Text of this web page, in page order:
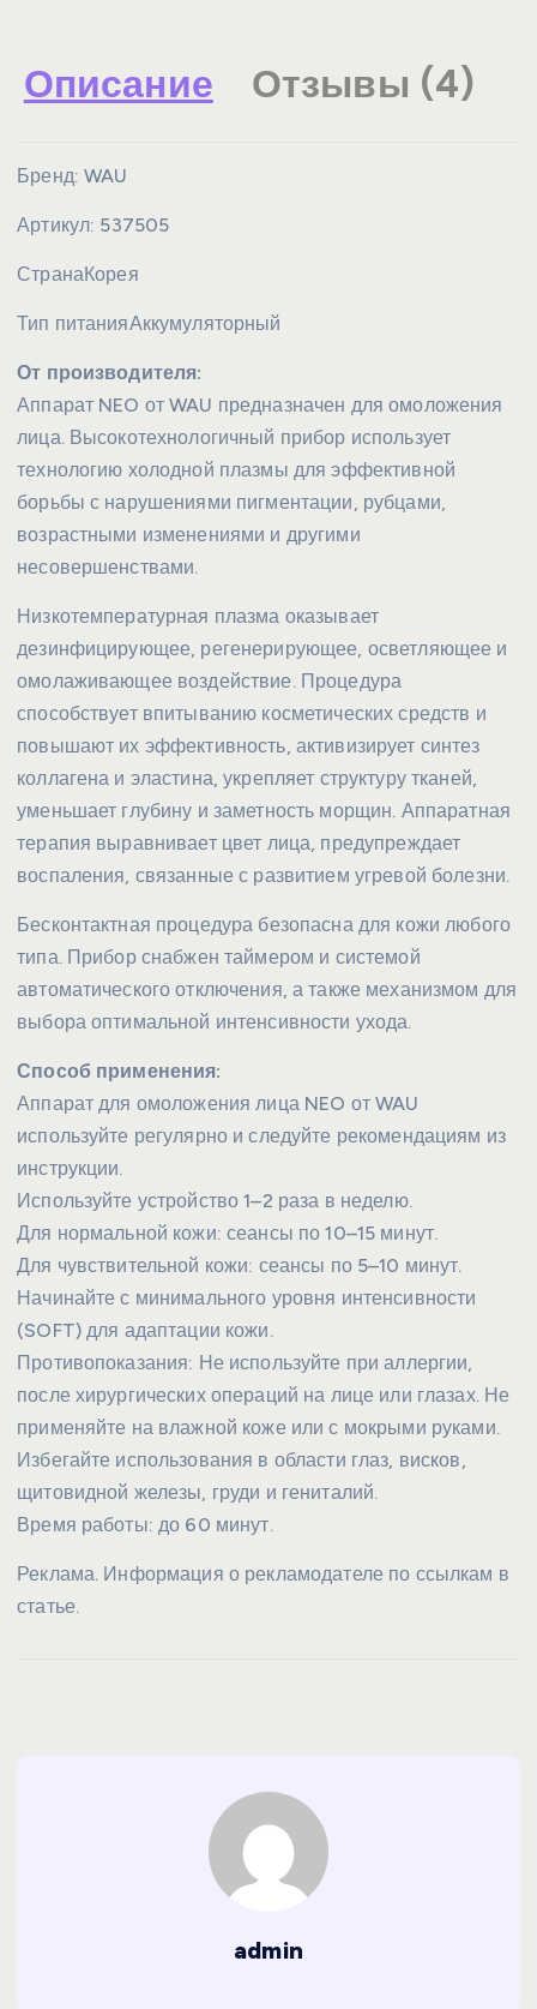
Описание Отзывы (4)
Бренд:WAU
Артикул: 537505
СтранаКорея
Тип питанияАккумуляторный
От производителя:
Аппарат NEO от WAU предназначен для омоложения
лица. Высокотехнологичный прибор использует
технологию холодной плазмы для эффективной
борьбы с нарушениями пигментации, рубцами,
возрастными изменениями и другими
несовершенствами.
Низкотемпературная плазма оказывает
дезинфицирующее, регенерирующее, осветляющее и
омолаживающее воздействие. Процедура
способствует впитыванию косметических средств и
повышают их эффективность, активизирует синтез
коллагена и эластина, укрепляет структуру тканей,
уменьшает глубину и заметность морщин. Аппаратная
терапия выравнивает цвет лица, предупреждает
воспаления, связанные с развитием угревой болезни.
Бесконтактная процедура безопасна для кожи любого
типа. Прибор снабжен таймером и системой
автоматического отключения, а также механизмом для
выбора оптимальной интенсивности ухода.
Способ применения:
Аппарат для омоложения лица NEO от WAU
используйте регулярно и следуйте рекомендациям из
инструкции.
Используйте устройство 1–2 раза в неделю.
Для нормальной кожи: сеансы по 10–15 минут.
Для чувствительной кожи: сеансы по 5–10 минут.
Начинайте с минимального уровня интенсивности
(SOFT) для адаптации кожи.
Противопоказания: Не используйте при аллергии,
после хирургических операций на лице или глазах. Не
применяйте на влажной коже или с мокрыми руками.
Избегайте использования в области глаз, висков,
щитовидной железы, груди и гениталий.
Время работы: до 60 минут.
Реклама. Информация о рекламодателе по ссылкам в
статье.
admin